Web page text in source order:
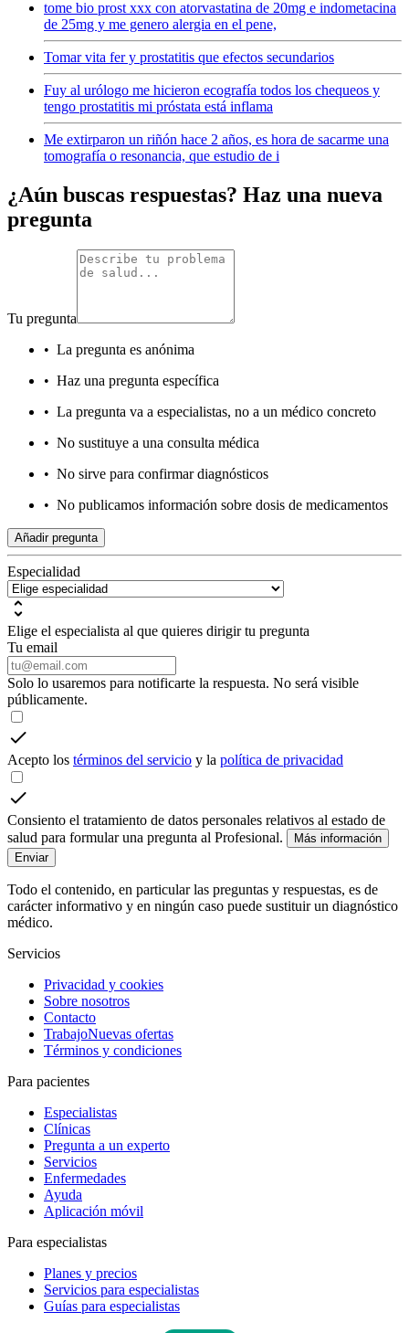
tome bio prost xxx con atorvastatina de 20mg e indometacina
de 25mg y me genero alergia en el pene,
Tomar vita fer y prostatitis que efectos secundarios
Fuy al urólogo me hicieron ecografía todos los chequeos y
tengo prostatitis mi próstata está inflama
Me extirparon un riñón hace 2 años, es hora de sacarme una
tomografía o resonancia, que estudio de i
¿Aún buscas respuestas? Haz una nueva
pregunta
Tu pregunta
• La pregunta es anónima
• Haz una pregunta específica
• La pregunta va a especialistas, no a un médico concreto
• No sustituye a una consulta médica
• No sirve para confirmar diagnósticos
• No publicamos información sobre dosis de medicamentos
Añadir pregunta
Especialidad
Elige el especialista al que quieres dirigir tu pregunta
Tu email
Solo lo usaremos para notificarte la respuesta. No será visible
públicamente.
Acepto los términos del servicio y la política de privacidad
Consiento el tratamiento de datos personales relativos al estado de
salud para formular una pregunta al Profesional.
Más información
Enviar
Todo el contenido, en particular las preguntas y respuestas, es de
carácter informativo y en ningún caso puede sustituir un diagnóstico
médico.
Servicios
Privacidad y cookies
Sobre nosotros
Contacto
TrabajoNuevas ofertas
Términos y condiciones
Para pacientes
Especialistas
Clínicas
Pregunta a un experto
Servicios
Enfermedades
Ayuda
Aplicación móvil
Para especialistas
Planes y precios
Servicios para especialistas
Guías para especialistas